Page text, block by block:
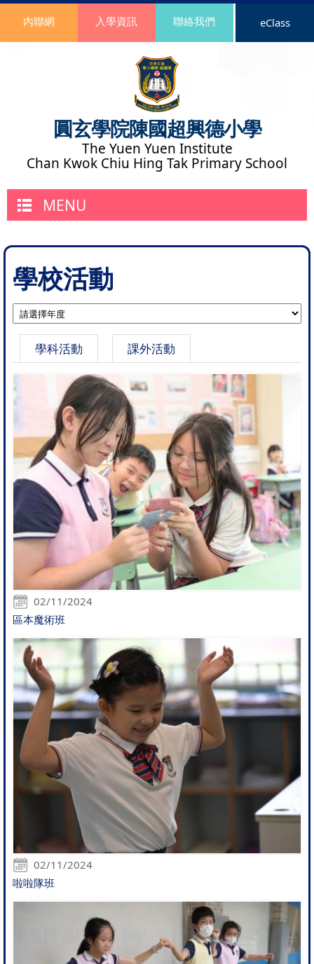
圓玄學院陳國超興德小學
The Yuen Yuen Institute
Chan Kwok Chiu Hing Tak Primary School
內聯網 入學資訊 聯絡我們 eClass
MENU
學校活動
學科活動 課外活動
02/11/2024
區本魔術班
02/11/2024
啦啦隊班